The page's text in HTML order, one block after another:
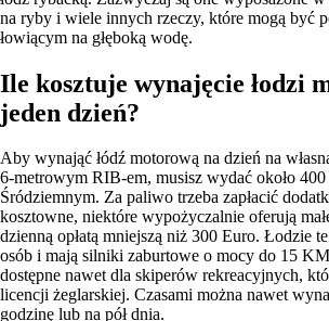
na ryby i wiele innych rzeczy, które mogą być
łowiącym na głęboką wodę.
Ile kosztuje wynajęcie łodzi
jeden dzień?
Aby wynająć łódź motorową na dzień na
6-metrowym RIB-em, musisz wydać około
Śródziemnym. Za paliwo trzeba zapłacić
kosztowne, niektóre wypożyczalnie oferują
dzienną opłatą mniejszą niż 300 Euro. Łodzie
osób i mają silniki zaburtowe o mocy do 15
dostępne nawet dla skiperów rekreacyjnych,
licencji żeglarskiej. Czasami można nawet
godzinę lub na pół dnia.